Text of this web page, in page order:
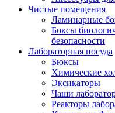
Чистые помещения
Ламинарные
Боксы
безопасности
Лабораторная посуда
Бюксы
Химические
Эксикаторы
Чаши
Реакторы